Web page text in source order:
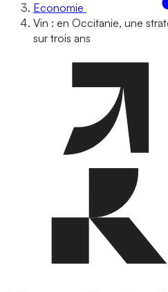
Economie
Vin : en Occitanie, une
sur trois ans